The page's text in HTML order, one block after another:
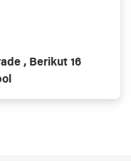
, Berikut 16